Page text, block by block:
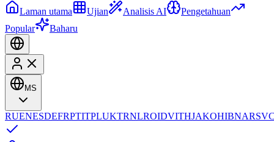
Laman utama
Ujian Analisis AI
Pengetahuan
Popular
Baharu
MS
RUENESDEFRPTITPLUKTRNLROIDVITHJAKOHIBNARSV